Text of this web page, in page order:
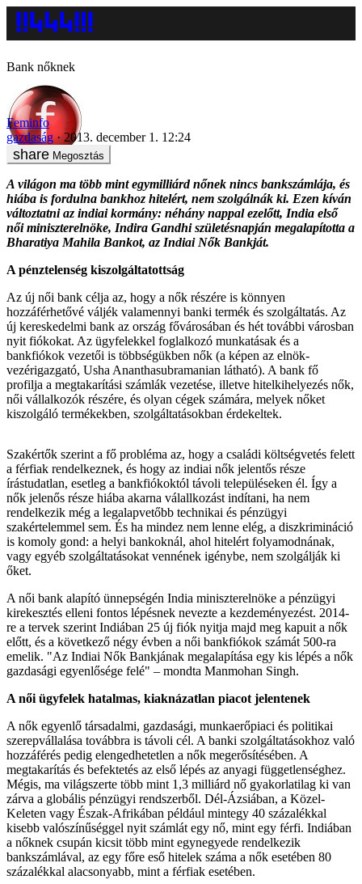
Bank nőknek
Feminfo
gazdaság
2013. december 1. 12:24
Megosztás
A világon ma több mint egymilliárd nőnek nincs bankszámlája, és
hiába is fordulna bankhoz hitelért, nem szolgálnák ki. Ezen kíván
változtatni az indiai kormány: néhány nappal ezelőtt, India első
női miniszterelnöke, Indira Gandhi születésnapján megalapította a
Bharatiya Mahila Bankot, az Indiai Nők Bankját.
A pénztelenség kiszolgáltatottság
Az új női bank célja az, hogy a nők részére is könnyen
hozzáférhetővé váljék valamennyi banki termék és szolgáltatás. Az
új kereskedelmi bank az ország fővárosában és hét további városban
nyit fiókokat. Az ügyfelekkel foglalkozó munkatásak és a
bankfiókok vezetői is többségükben nők (a képen az elnök-
vezérigazgató, Usha Ananthasubramanian látható). A bank fő
profilja a megtakarítási számlák vezetése, illetve hitelkihelyezés nők,
női vállalkozók részére, és olyan cégek számára, melyek nőket
kiszolgáló termékekben, szolgáltatásokban érdekeltek.
Szakértők szerint a fő probléma az, hogy a családi költségvetés felett
a férfiak rendelkeznek, és hogy az indiai nők jelentős része
írástudatlan, esetleg a bankfiókoktól távoli településeken él. Így a
nők jelenős része hiába akarna válallkozást indítani, ha nem
rendelkezik még a legalapvetőbb technikai és pénzügyi
szakértelemmel sem. És ha mindez nem lenne elég, a diszkrimináció
is komoly gond: a helyi bankoknál, ahol hitelért folyamodnának,
vagy egyéb szolgáltatásokat vennének igénybe, nem szolgálják ki
őket.
A női bank alapító ünnepségén India miniszterelnöke a pénzügyi
kirekesztés elleni fontos lépésnek nevezte a kezdeményezést. 2014-
re a tervek szerint Indiában 25 új fiók nyitja majd meg kapuit a nők
előtt, és a következő négy évben a női bankfiókok számát 500-ra
emelik. "Az Indiai Nők Bankjának megalapítása egy kis lépés a nők
gazdasági egyenlősége felé" – mondta Manmohan Singh.
A női ügyfelek hatalmas, kiaknázatlan piacot jelentenek
A nők egyenlő társadalmi, gazdasági, munkaerőpiaci és politikai
szerepvállalása továbbra is távoli cél. A banki szolgáltatásokhoz való
hozzáférés pedig elengedhetetlen a nők megerősítésében. A
megtakarítás és befektetés az első lépés az anyagi függetlenséghez.
Mégis, ma világszerte több mint 1,3 milliárd nő gyakorlatilag ki van
zárva a globális pénzügyi rendszerből. Dél-Ázsiában, a Közel-
Keleten vagy Észak-Afrikában például mintegy 40 százalékkal
kisebb valószínűséggel nyit számlát egy nő, mint egy férfi. Indiában
a nőknek csupán kicsit több mint egynegyede rendelkezik
bankszámlával, az egy főre eső hitelek száma a nők esetében 80
százalékkal alacsonyabb, mint a férfiak esetében.